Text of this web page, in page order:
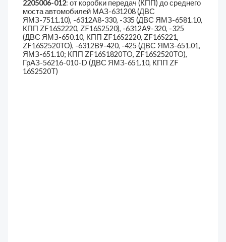
2205006-012: от коробки передач (КПП) до среднего
моста автомобилей МАЗ-631208 (ДВС
ЯМЗ-7511.10), -6312А8-330, -335 (ДВС ЯМЗ-6581.10,
КПП ZF16S2220, ZF16S2520), -6312А9-320, -325
(ДВС ЯМЗ-650.10, КПП ZF16S2220, ZF16S221,
ZF16S2520ТО), -6312В9-420, -425 (ДВС ЯМЗ-651.01,
ЯМЗ-651.10; КПП ZF16S1820TO, ZF16S2520TO),
ГрАЗ-56216-010-D (ДВС ЯМЗ-651.10, КПП ZF
16S2520T)